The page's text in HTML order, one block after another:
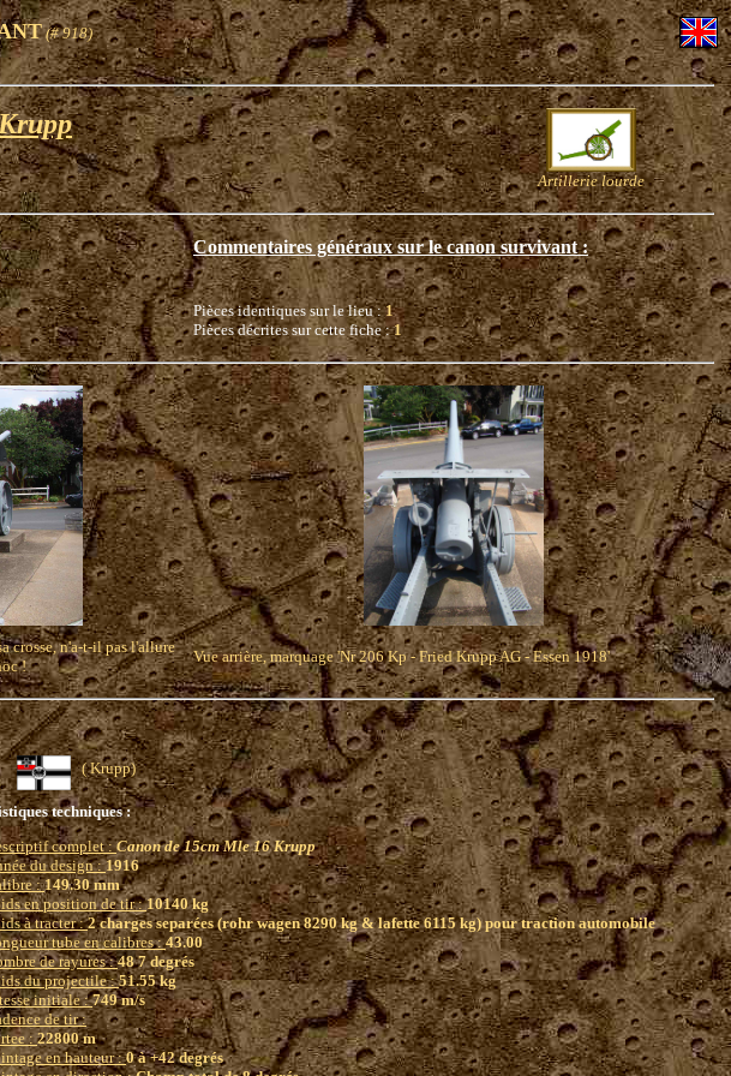
(# 918)
Artillerie lourde
Commentaires généraux sur le canon survivant :
Pièces identiques sur le lieu :1
Pièces décrites sur cette fiche :1
crosse, n'a-t-il pas l'allure
!
Vue arrière, marquage 'Nr 206 Kp - Fried Krupp AG - Essen 1918'
( Krupp)
techniques :
complet :Canon de 15cm Mle 16 Krupp
du design :1916
:149.30 mm
en position de tir :10140 kg
à tracter :2 charges separées (rohr wagen 8290 kg & lafette 6115 kg) pour traction automobile
tube en calibres :43.00
de rayures :48 7 degrés
du projectile :51.55 kg
initiale :749 m/s
de tir :
:22800 m
en hauteur :0 à +42 degrés